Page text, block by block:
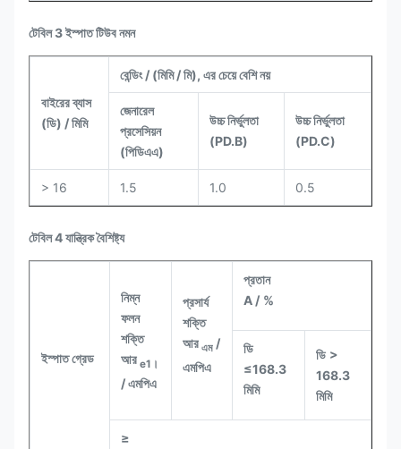
টেবিল 3 ইস্পাত টিউব নমন
বাইরের ব্যাস
(ডি) / মিমি
বেন্ডিং / (মিমি / মি), এর চেয়ে বেশি নয়
জেনারেল
প্রসেসিয়ন
(পিডিএএ)
উচ্চ নির্ভুলতা
(PD.B)
উচ্চ নির্ভুলতা
(PD.C)
> 16 1.5 1.0 0.5
টেবিল 4 যান্ত্রিক বৈশিষ্ট্য
ইস্পাত গ্রেড
নিম্ন
ফলন
শক্তি
আর e1।
/ এমপিএ
প্রসার্য
শক্তি
আর এম /
এমপিএ
প্রতান
A / %
ডি
≤168.3
মিমি
ডি >
168.3
মিমি
≥